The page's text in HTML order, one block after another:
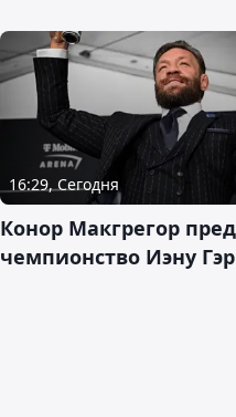
16:29, Сегодня
Конор Макгрегор
чемпионство Иэну